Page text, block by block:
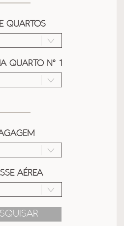
QUARTOS
QUARTO Nº 1
AÉREA